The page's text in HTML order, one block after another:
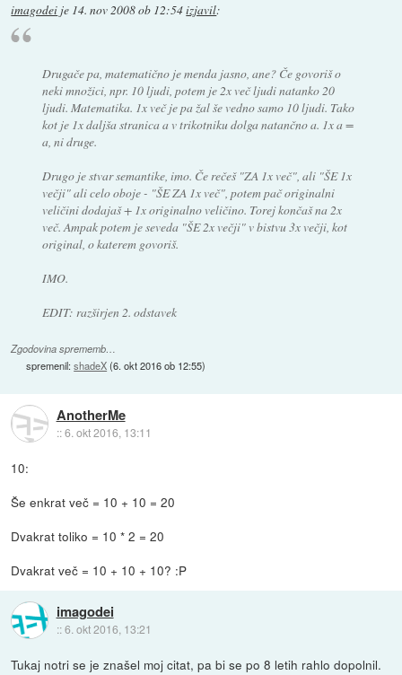
imagodei je 14. nov 2008 ob 12:54izjavil:
Drugače pa, matematično je menda jasno, ane? Če govoriš o
neki množici, npr. 10 ljudi, potem je 2x več ljudi natanko 20
ljudi. Matematika. 1x več je pa žal še vedno samo 10 ljudi. Tako
kot je 1x daljša stranica a v trikotniku dolga natančno a. 1x a =
a, ni druge.
Drugo je stvar semantike, imo. Če rečeš "ZA 1x več", ali "ŠE 1x
večji" ali celo oboje - "ŠE ZA 1x več", potem pač originalni
veličini dodajaš + 1x originalno veličino. Torej končaš na 2x
več. Ampak potem je seveda "ŠE 2x večji" v bistvu 3x večji, kot
original, o katerem govoriš.
IMO.
EDIT: razširjen 2. odstavek
Zgodovina sprememb…
spremenil:shadeX(6. okt 2016 ob 12:55)
AnotherMe
::6. okt 2016, 13:11
10:
Še enkrat več = 10 + 10 = 20
Dvakrat toliko = 10 * 2 = 20
Dvakrat več = 10 + 10 + 10? :P
imagodei
::6. okt 2016, 13:21
Tukaj notri se je znašel moj citat, pa bi se po 8 letih rahlo dopolnil.